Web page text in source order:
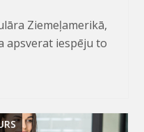
Ziemeļamerikā,
apsverat iespēju to